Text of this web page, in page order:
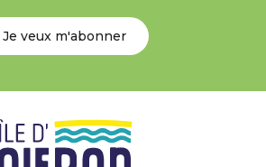
Je veux m'abonner